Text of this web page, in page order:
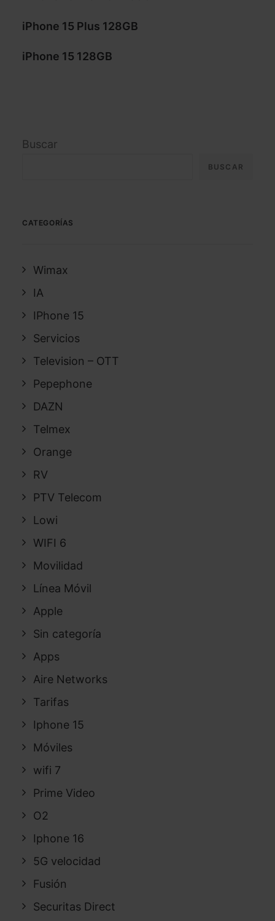
iPhone 15 Plus 128GB
iPhone 15 128GB
Buscar
BUSCAR
CATEGORÍAS
Wimax
IA
IPhone 15
Servicios
Television – OTT
Pepephone
DAZN
Telmex
Orange
RV
PTV Telecom
Lowi
WIFI 6
Movilidad
Línea Móvil
Apple
Sin categoría
Apps
Aire Networks
Tarifas
Iphone 15
Móviles
wifi 7
Prime Video
O2
Iphone 16
5G velocidad
Fusión
Securitas Direct